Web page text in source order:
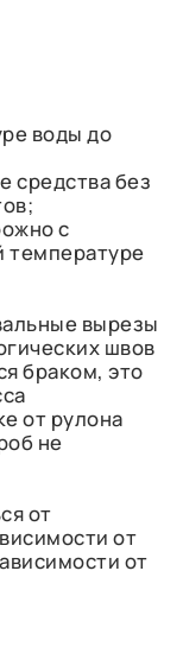
воды до
средства без
с
температуре
вырезы
швов
браком, это
от рулона
не
от
от
от